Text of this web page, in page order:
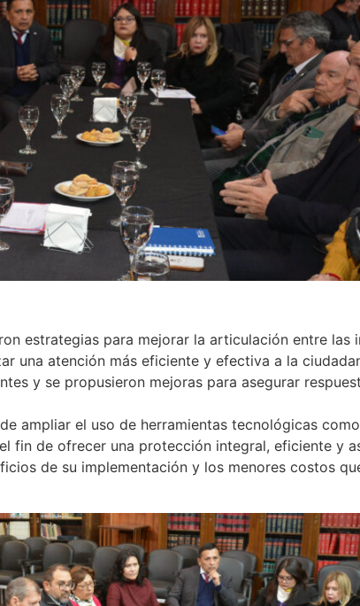
estrategias para mejorar la articulación entre las
una atención más eficiente y efectiva a la
y se propusieron mejoras para asegurar
ampliar el uso de herramientas tecnológicas
fin de ofrecer una protección integral, eficiente y
de su implementación y los menores costos